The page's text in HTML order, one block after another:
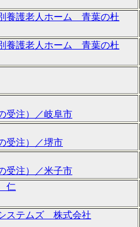
護老人ホーム 青葉の杜
護老人ホーム 青葉の杜
受注）／岐阜市
受注）／堺市
受注）／米子市
仁
ステムズ 株式会社